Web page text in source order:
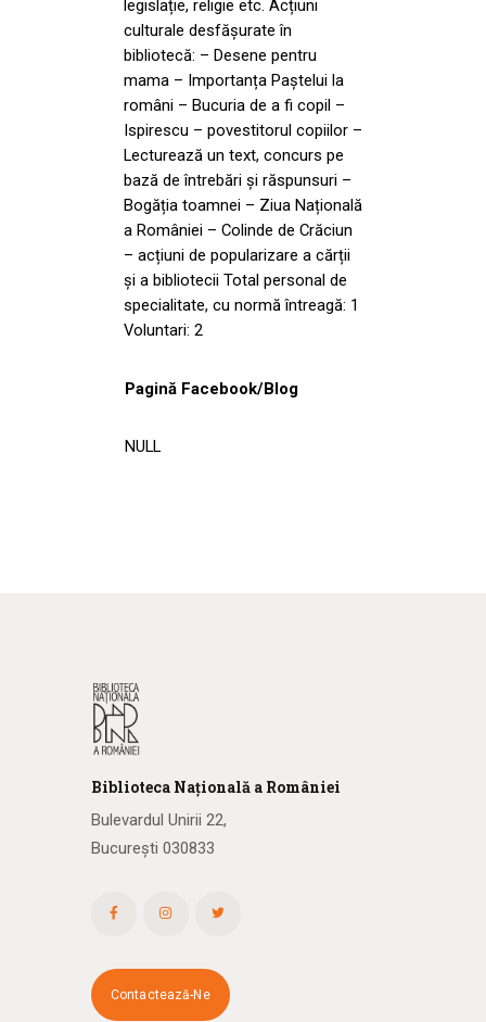
legislație, religie etc. Acțiuni
culturale desfășurate în
bibliotecă: – Desene pentru
mama – Importanța Paștelui la
români – Bucuria de a fi copil –
Ispirescu – povestitorul copiilor –
Lecturează un text, concurs pe
bază de întrebări și răspunsuri –
Bogăția toamnei – Ziua Națională
a României – Colinde de Crăciun
– acțiuni de popularizare a cărții
și a bibliotecii Total personal de
specialitate, cu normă întreagă: 1
Voluntari: 2
Pagină Facebook/Blog
NULL
Biblioteca Națională a României
Bulevardul Unirii 22,
București 030833
Contactează-Ne